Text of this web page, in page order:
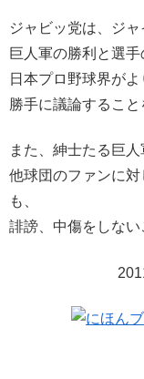
ジャビッ党は、ジャ
巨人軍の勝利と選
日本プロ野球界がよ
勝手に議論すること
また、紳士たる巨人
他球団のファンに
も、
誹謗、中傷をしない